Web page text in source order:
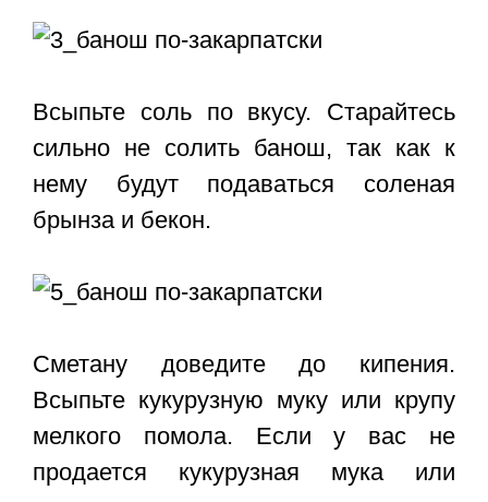
Всыпьте соль по вкусу. Старайтесь
сильно не солить банош, так как к
нему будут подаваться соленая
брынза и бекон.
Сметану доведите до кипения.
Всыпьте кукурузную муку или крупу
мелкого помола. Если у вас не
продается кукурузная мука или